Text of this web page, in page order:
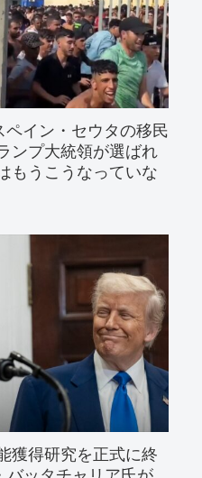
イン・セウタの移民
ンプ大統領が選ばれ
もうこうなっていな
獲得研究を正式に終